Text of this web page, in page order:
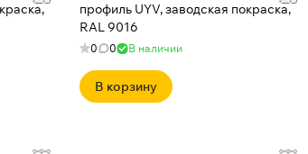
профиль UYV, заводская покраска,
RAL 9016
0 0 В наличии
В корзину